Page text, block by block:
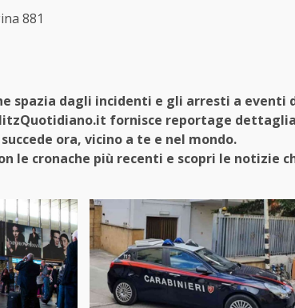
881
spazia dagli incidenti e gli arresti a eventi
fornisce reportage
ora, vicino a te e nel mondo.
le cronache più recenti e scopri le notizie